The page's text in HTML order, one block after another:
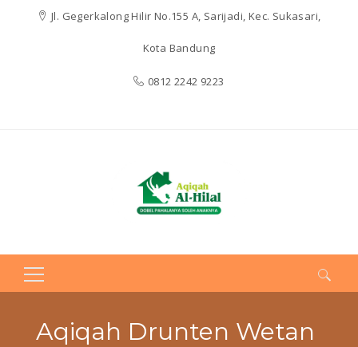
Jl. Gegerkalong Hilir No.155 A, Sarijadi, Kec. Sukasari,
Kota Bandung
0812 2242 9223
Search
Aqiqah Drunten Wetan